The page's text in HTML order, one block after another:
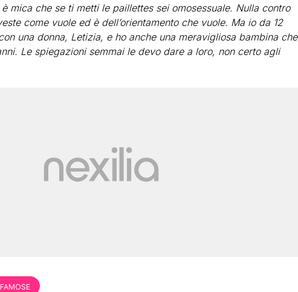
mica che se ti metti le paillettes sei omosessuale. Nulla contro
come vuole ed è dell’orientamento che vuole. Ma io da 12
una donna, Letizia, e ho anche una meravigliosa bambina che
Le spiegazioni semmai le devo dare a loro, non certo agli